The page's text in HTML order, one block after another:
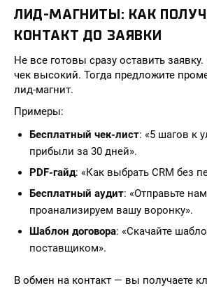
ЛИД-МАГНИТЫ: КАК
КОНТАКТ ДО ЗАЯВКИ
Не все готовы сразу оставить
чек высокий. Тогда предложите
лид-магнит.
Примеры:
Бесплатный чек-лист: «5 шагов к
прибыли за 30 дней».
PDF-гайд: «Как выбрать CRM без
Бесплатный аудит: «Отправьте
проанализируем вашу воронку».
Шаблон договора: «Скачайте
поставщиком».
В обмен на контакт — вы получаете